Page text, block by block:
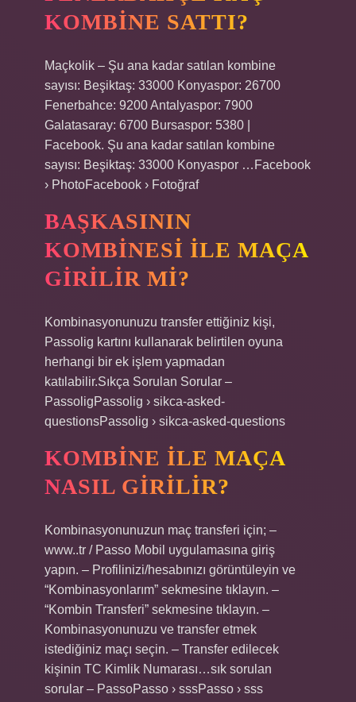
KOMBINE SATTI?
Maçkolik – Şu ana kadar satılan kombine
sayısı: Beşiktaş: 33000 Konyaspor: 26700
Fenerbahce: 9200 Antalyaspor: 7900
Galatasaray: 6700 Bursaspor: 5380 |
Facebook. Şu ana kadar satılan kombine
sayısı: Beşiktaş: 33000 Konyaspor …Facebook
› PhotoFacebook › Fotoğraf
BAŞKASININ
KOMBINESI ILE MAÇA
GIRILIR MI?
Kombinasyonunuzu transfer ettiğiniz kişi,
Passolig kartını kullanarak belirtilen oyuna
herhangi bir ek işlem yapmadan
katılabilir.Sıkça Sorulan Sorular –
PassoligPassolig › sikca-asked-
questionsPassolig › sikca-asked-questions
KOMBINE ILE MAÇA
NASIL GIRILIR?
Kombinasyonunuzun maç transferi için; –
www..tr / Passo Mobil uygulamasına giriş
yapın. – Profilinizi/hesabınızı görüntüleyin ve
“Kombinasyonlarım” sekmesine tıklayın. –
“Kombin Transferi” sekmesine tıklayın. –
Kombinasyonunuzu ve transfer etmek
istediğiniz maçı seçin. – Transfer edilecek
kişinin TC Kimlik Numarası…sık sorulan
sorular – PassoPasso › sssPasso › sss